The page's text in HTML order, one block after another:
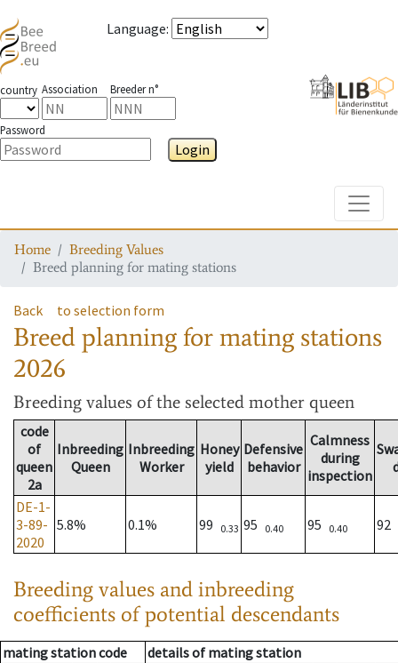
Language:
country Association Breeder n°
Password
Login
Home
Breeding Values
Breed planning for mating stations
Back to selection form
Breed planning for mating stations
2026
Breeding values of the selected mother queen
code
of
queen
2a
Inbreeding
Queen
Inbreeding
Worker
Honey
yield
Defensive
behavior
Calmness
during
inspection
DE-1-
3-89-
2020
5.8% 0.1% 99 0.33 95 0.40 95 0.40 92
Breeding values and inbreeding
coefficients of potential descendants
mating station code details of mating station